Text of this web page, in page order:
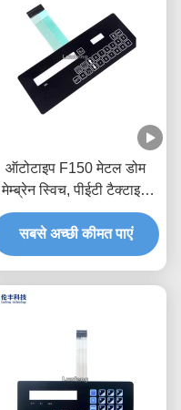
ऑटोटाइप F150 मेटल डोम
मेम्ब्रेन स्विच, पीईटी टैक्टाइल
स्विच कीपैड:
सबसे अच्छी कीमत पाएं